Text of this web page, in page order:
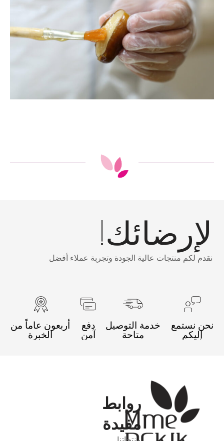
لإرضائك!
نقدم لكم منتجات عالية الجودة وتجربة عملاء أفضل
نحن نستمع
إليكم
خدمة التوصيل
متاحة
دفع
آمن
أربعون عاماً من
الخبرة
روابط
مفيدة